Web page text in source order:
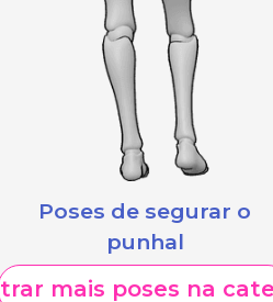
Poses de segurar o
punhal
mais poses na